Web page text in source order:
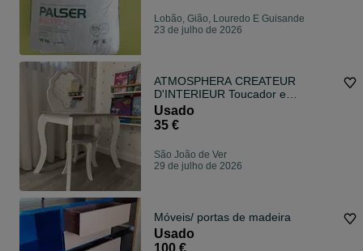
Lobão, Gião, Louredo E Guisande
23 de julho de 2026
ATMOSPHERA CREATEUR
D'INTERIEUR Toucador e
banqueta Sirene infantil branco
Usado
35 €
São João de Ver
29 de julho de 2026
Móveis/ portas de madeira
Usado